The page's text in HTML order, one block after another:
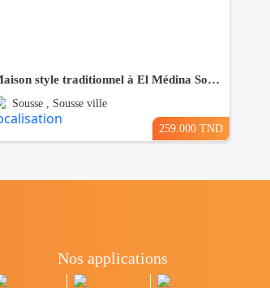
Maison style traditionnel à El Médina Sousse
Sousse , Sousse ville
259.000 TND
Nos applications